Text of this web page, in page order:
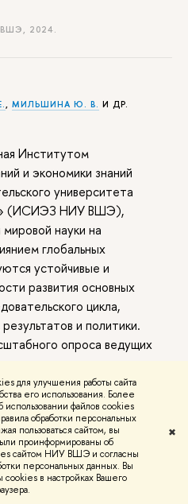
для улучшения работы сайта
его использования. Более
файлов cookies
обработки персональных
пользоваться сайтом, вы
проинформированы о
сайтом НИУ ВШЭ и согласны
персональных данных. Вы
в настройках Вашего
✖
2024.
,МИЛЬШИНА Ю. В. И ДР.
Институтом
и экономики знаний
университета
(ИСИЭЗ НИУ ВШЭ),
науки на
глобальных
устойчивые и
развития основных
цикла,
и политики.
опроса ведущих
и экспертных
науки будущего,
ее
отвечать на
политические и
представителям
руководителям и